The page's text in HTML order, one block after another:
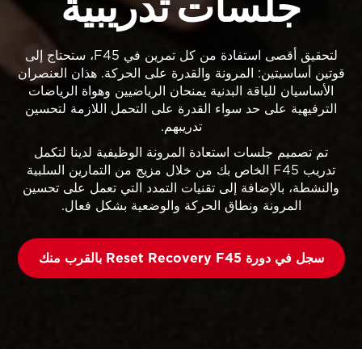
جلسات تدريبية
لتحقيق أقصى استفادة من كل تمرين في F45، ستحتاج إلى
قوتين أساسيتين: المرونة والقدرة على الحركة. هذان العنصران
الأساسيان للياقة البدنية يمنحان الرياضيين وهواة الرياضات
الترفيهية على حد سواء القدرة على التحمل اللازمة لتحسين
تدريبهم.
تم تصميم جلسات استعادة المرونة الوظيفية لدينا لتكمل
تدريب F45 الخاص بك من خلال مزيج من التمارين السلبية
والنشطة، بالإضافة إلى تقنيات التمدد التي تعمل على تحسين
المرونة ونطاق الحركة والوضعية بشكل فعال.
سجل في دورة Reset Recovery F45 بالقرب منك